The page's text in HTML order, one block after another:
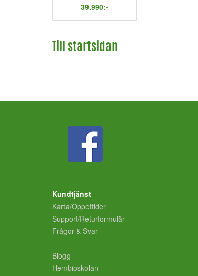
39.990:-
Till startsidan
Kundtjänst
Karta/Öppettider
Support/Returformulär
Frågor & Svar
Blogg
Hembioskolan